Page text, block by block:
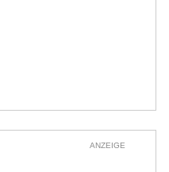
ANZEIGE